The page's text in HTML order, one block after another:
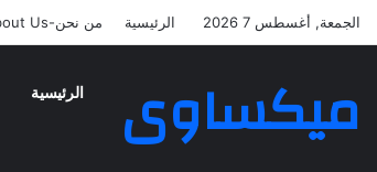
الجمعة, أغسطس 7 2026 الرئيسية من نحن-About Us
ميكساوى الرئيسية